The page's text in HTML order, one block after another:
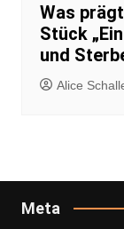
Was
Stück
und
Alice
Meta